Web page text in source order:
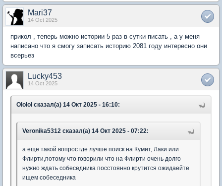
Mari37
14 Oct 2025
прикол , теперь можно истории 5 раз в сутки писать , а у меня
написано что я смогу записать историю 2081 году интересно они
всерьез
Lucky453
14 Oct 2025
Ololol сказал(а) 14 Окт 2025 - 16:10:
Veronika5312 сказал(а) 14 Окт 2025 - 07:22:
а еще такой вопрос где лучше поиск на Кумит, Лаки или
Флирти,потому что говорили что на Флирти очень долго
нужно ждать собеседника посстоянно крутится ожидаейте
ищем собеседника